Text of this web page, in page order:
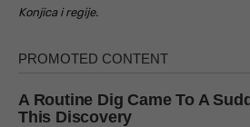
Konjica i regije.